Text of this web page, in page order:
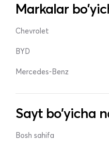
Markalar
Chevrolet
BYD
Mercedes-Benz
Sayt bo'yicha
Bosh sahifa